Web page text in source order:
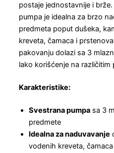
postaje jednostavnije i
pumpa je idealna za brzo
predmeta poput dušeka,
kreveta, čamaca i
pakovanju dolazi sa 3
lako korišćenje na različitim
Karakteristike:
Svestrana pumpa sa 3
predmete
Idealna za naduvavanje
vodenih kreveta,